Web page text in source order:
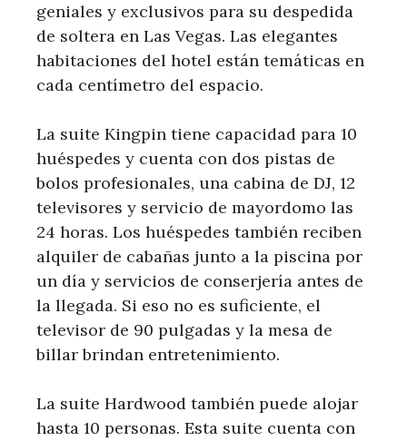
geniales y exclusivos para su despedida
de soltera en Las Vegas. Las elegantes
habitaciones del hotel están temáticas en
cada centímetro del espacio.
La suite Kingpin tiene capacidad para 10
huéspedes y cuenta con dos pistas de
bolos profesionales, una cabina de DJ, 12
televisores y servicio de mayordomo las
24 horas. Los huéspedes también reciben
alquiler de cabañas junto a la piscina por
un día y servicios de conserjería antes de
la llegada. Si eso no es suficiente, el
televisor de 90 pulgadas y la mesa de
billar brindan entretenimiento.
La suite Hardwood también puede alojar
hasta 10 personas. Esta suite cuenta con